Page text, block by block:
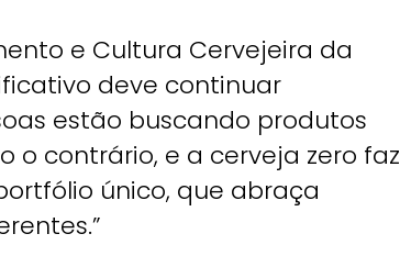
e Cultura Cervejeira da
deve continuar
estão buscando produtos
o contrário, e a cerveja zero faz
único, que abraça